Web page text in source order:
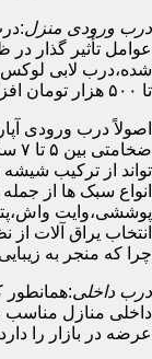
درب ورودی منزل
عوامل تأثیر گذار
تا ۵۰۰ هزار تومان افزایش دهد.
اصولاً درب ورودی
تواند از ترکیب شیشه
انواع سبک ها از
پوششی،وایت
انتخاب یراق آلات
چرا که منجر به
درب داخلی
داخلی منازل مناسب
عرضه در بازار را